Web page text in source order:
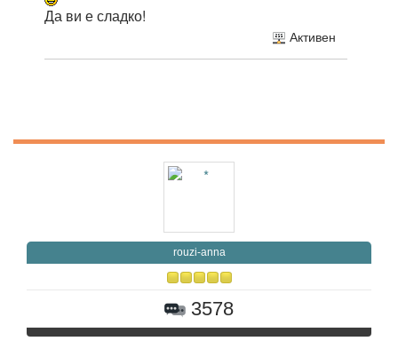
Да ви е сладко!
Активен
rouzi-anna
3578